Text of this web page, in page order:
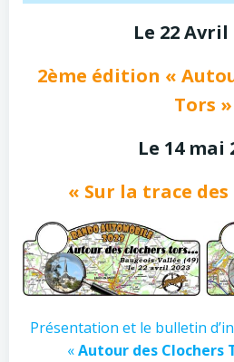
Le 22 Avril
2ème édition «
Tors »
Le 14 mai
« Sur la trace des
Présentation et le bulletin
«Autour des Clochers